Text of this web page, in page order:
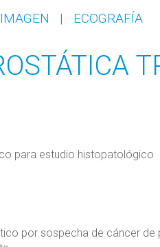
| ECOGRAFÍA
para estudio histopatológico
por sospecha de cáncer